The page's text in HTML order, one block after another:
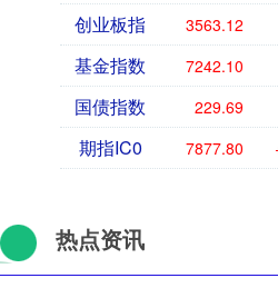
创业板指 3563.12
基金指数 7242.10
国债指数 229.69
期指IC0 7877.80
热点资讯